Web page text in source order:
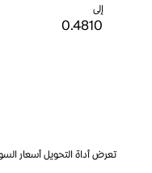
إلى
تعرض أداة التحويل أسعار